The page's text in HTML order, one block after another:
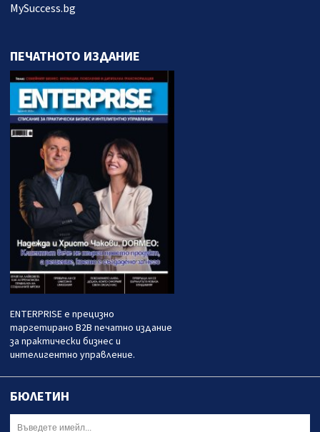
MySuccess.bg
ПЕЧАТНОТО ИЗДАНИЕ
ENTERPRISE е прецизно
таргетирано B2B печатно издание
за практически бизнес и
интелигентно управление.
БЮЛЕТИН